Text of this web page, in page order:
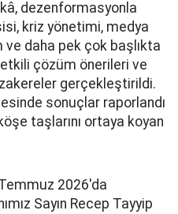
dezenformasyonla
kriz yönetimi, medya
daha pek çok başlıkta
çözüm önerileri ve
gerçekleştirildi.
sonuçlar raporlandı
taşlarını ortaya koyan
2026'da
Sayın Recep Tayyip